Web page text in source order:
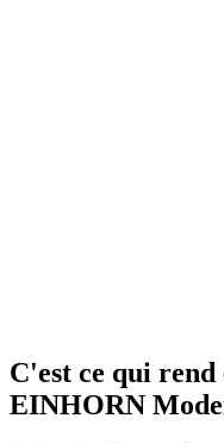
C'est ce qui rend
EINHORN